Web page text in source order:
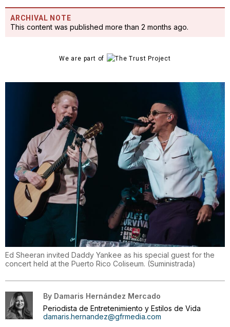
ARCHIVAL NOTE
This content was published more than 2 months ago.
We are part of
Ed Sheeran invited Daddy Yankee as his special guest for the
concert held at the Puerto Rico Coliseum. (Suministrada)
By Damaris Hernández Mercado
Periodista de Entretenimiento y Estilos de Vida
damaris.hernandez@gfrmedia.com